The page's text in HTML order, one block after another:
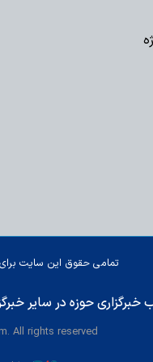
تمامی حقوق این سایت
خبرگزاری حوزه در سایر
All rights reserved